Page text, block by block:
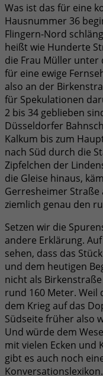
Was ist das für eine
Hausnummer 36
Flingern-Nord
heißt wie Hunderte
die Frau Müller unter
für eine ewige
also an der
für Spekulationen
2 bis 34 geblieben
Düsseldorfer
Kalkum bis zum
nach Süd durch die
Zipfelchen der
die Gleise hinaus,
Gerresheimer Straße
ziemlich genau den
Setzen wir die
andere Erklärung.
sehen, dass das
und dem heutigen
nicht als
rund 160 Meter. Weil
dem Krieg auf das
Südseite früher also
Und würde dem
mit vielen Ecken und
gibt es auch noch